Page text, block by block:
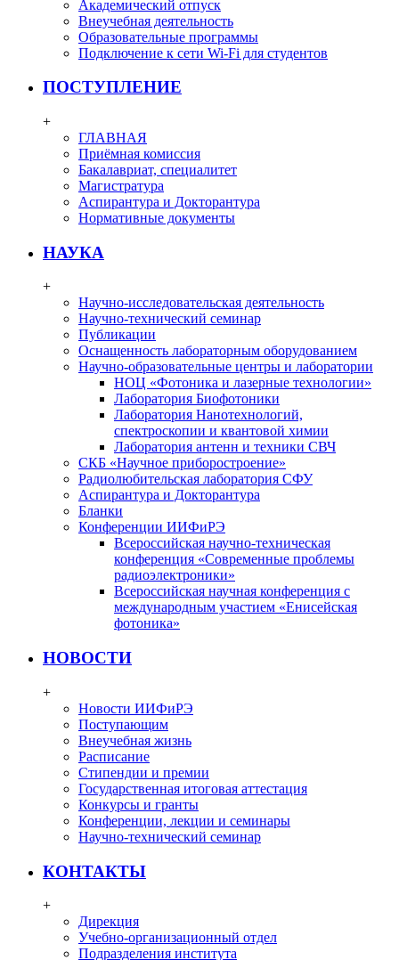
Академический отпуск
Внеучебная деятельность
Образовательные программы
Подключение к сети Wi-Fi для студентов
ПОСТУПЛЕНИЕ
+
ГЛАВНАЯ
Приёмная комиссия
Бакалавриат, специалитет
Магистратура
Аспирантура и Докторантура
Нормативные документы
НАУКА
+
Научно-исследовательская деятельность
Научно-технический семинар
Публикации
Оснащенность лабораторным оборудованием
Научно-образовательные центры и лаборатории
НОЦ «Фотоника и лазерные технологии»
Лаборатория Биофотоники
Лаборатория Нанотехнологий,
спектроскопии и квантовой химии
Лаборатория антенн и техники СВЧ
СКБ «Научное приборостроение»
Радиолюбительская лаборатория СФУ
Аспирантура и Докторантура
Бланки
Конференции ИИФиРЭ
Всероссийская научно-техническая
конференция «Современные проблемы
радиоэлектроники»
Всероссийская научная конференция с
международным участием «Енисейская
фотоника»
НОВОСТИ
+
Новости ИИФиРЭ
Поступающим
Внеучебная жизнь
Расписание
Стипендии и премии
Государственная итоговая аттестация
Конкурсы и гранты
Конференции, лекции и семинары
Научно-технический семинар
КОНТАКТЫ
+
Дирекция
Учебно-организационный отдел
Подразделения института